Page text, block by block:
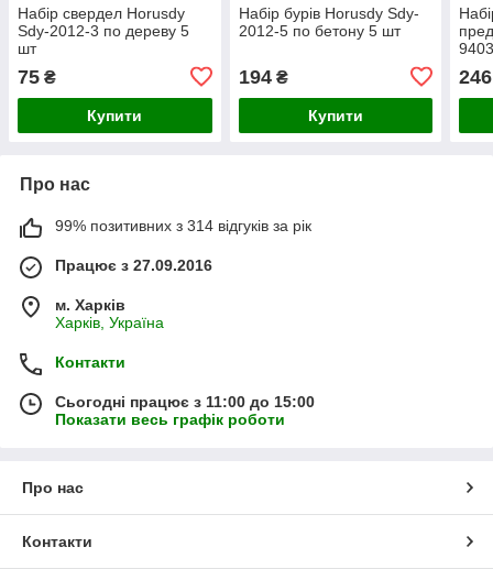
Набір свердел Horusdy
Sdy-2012-3 по дереву 5
шт
75 ₴
Купити
Набір бурів Horusdy Sdy-
2012-5 по бетону 5 шт
194₴
Купити
246
Про нас
99% позитивних з 314 відгуків за рік
Працює з 27.09.2016
м. Харків
Харків, Україна
Контакти
Сьогодні працює з 11:00 до 15:00
Показати весь графік роботи
Про нас
Контакти